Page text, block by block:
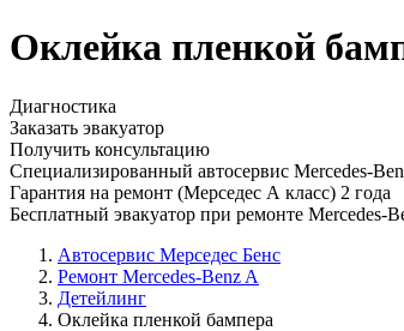
Оклейка пленкой
Диагностика
Заказать эвакуатор
Получить консультацию
Специализированный автосервис Mercedes-
Гарантия на ремонт (Мерседес А класс) 2 года
Бесплатный эвакуатор при ремонте Mercedes-
Автосервис Мерседес Бенс
Ремонт Mercedes-Benz A
Детейлинг
Оклейка пленкой бампера